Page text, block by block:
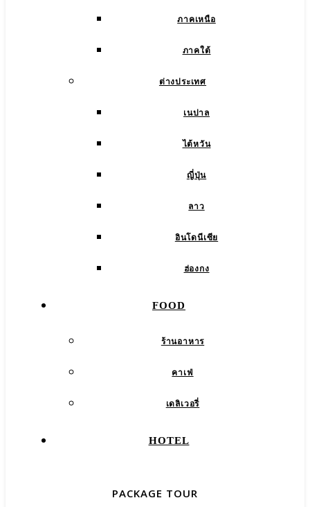
ภาคเหนือ
ภาคใต้
ต่างประเทศ
เนปาล
ไต้หวัน
ญี่ปุ่น
ลาว
อินโดนีเซีย
ฮ่องกง
FOOD
ร้านอาหาร
คาเฟ่
เดลิเวอรี่
HOTEL
PACKAGE TOUR